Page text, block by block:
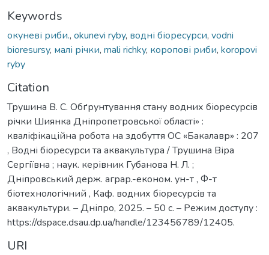
Keywords
окуневі риби., okunevi ryby, водні біоресурси, vodni
bioresursy, малі річки, mali richky, коропові риби, koropovi
ryby
Citation
Трушина В. С. Обґрунтування стану водних біоресурсів
річки Шиянка Дніпропетровської області» :
кваліфікаційна робота на здобуття ОС «Бакалавр» : 207
, Водні біоресурси та аквакультура / Трушина Віра
Сергіївна ; наук. керівник Губанова Н. Л. ;
Дніпровський держ. аграр.-економ. ун-т , Ф-т
біотехнологічний , Каф. водних біоресурсів та
аквакультури. – Дніпро, 2025. – 50 с. – Режим доступу :
https://dspace.dsau.dp.ua/handle/123456789/12405.
URI